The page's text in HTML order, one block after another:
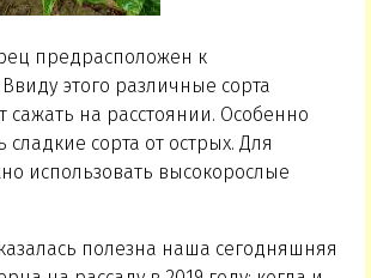
предрасположен к
этого различные сорта
сажать на расстоянии. Особенно
сладкие сорта от острых. Для
использовать высокорослые
полезна наша сегодняшняя